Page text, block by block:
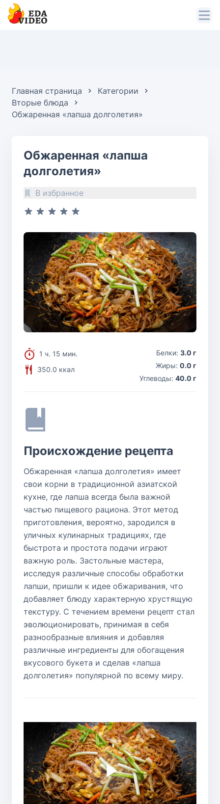
Главная страница
Категории
Вторые блюда
Обжаренная «лапша долголетия»
Обжаренная «лапша
долголетия»
В избранное
1 ч. 15 мин.
350.0 ккал
Белки: 3.0 г
Жиры: 0.0 г
Углеводы: 40.0 г
Происхождение рецепта
Обжаренная «лапша долголетия» имеет
свои корни в традиционной азиатской
кухне, где лапша всегда была важной
частью пищевого рациона. Этот метод
приготовления, вероятно, зародился в
уличных кулинарных традициях, где
быстрота и простота подачи играют
важную роль. Застольные мастера,
исследуя различные способы обработки
лапши, пришли к идее обжаривания, что
добавляет блюду характерную хрустящую
текстуру. С течением времени рецепт стал
эволюционировать, принимая в себя
разнообразные влияния и добавляя
различные ингредиенты для обогащения
вкусового букета и сделав «лапша
долголетия» популярной по всему миру.